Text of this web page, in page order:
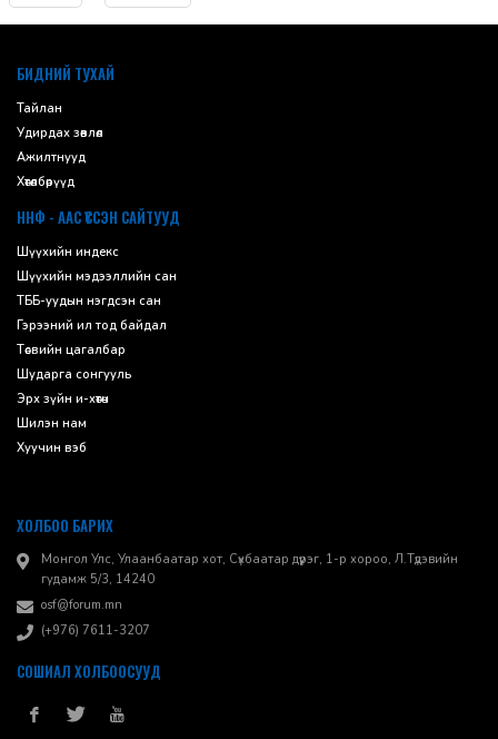
БИДНИЙ ТУХАЙ
Тайлан
Удирдах зөвлөл
Ажилтнууд
Хөтөлбөрүүд
ННФ - ААС ҮҮССЭН САЙТУУД
Шүүхийн индекс
Шүүхийн мэдээллийн сан
ТББ-уудын нэгдсэн сан
Гэрээний ил тод байдал
Төсвийн цагалбар
Шударга сонгууль
Эрх зүйн и-хөтөч
Шилэн нам
Хуучин вэб
ХОЛБОО БАРИХ
Монгол Улс, Улаанбаатар хот, Сүхбаатар дүүрэг, 1-р хороо, ​Л.Түдэвийн
гудамж 5/3, 14240
osf@forum.mn
(+976) 7611-3207
СОШИАЛ ХОЛБООСУУД